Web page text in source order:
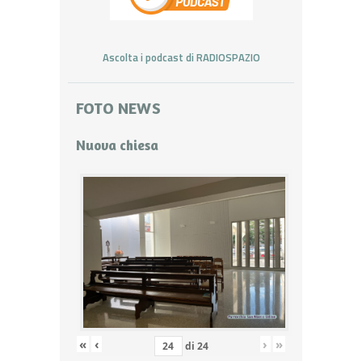
Ascolta i podcast di RADIOSPAZIO
FOTO NEWS
Nuova chiesa
« ‹ di 24 › »